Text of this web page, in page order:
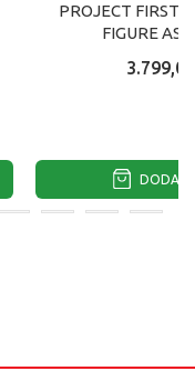
PROJECT FIRST
FIGURE
3.799,00
DODAJ